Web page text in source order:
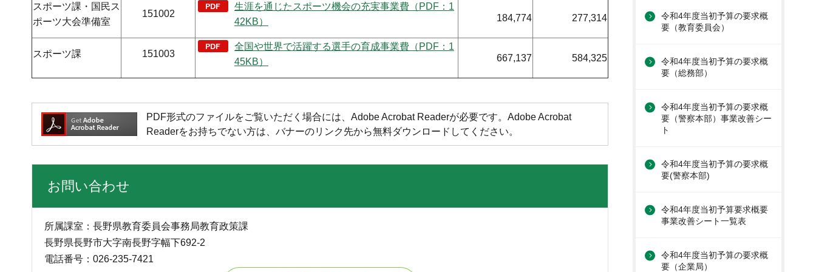
スポーツ課・国民ス
ポーツ大会準備室
151002
生涯を通じたスポーツ機会の充実事業費（PDF：1
42KB）
184,774 277,314
スポーツ課 151003
全国や世界で活躍する選手の育成事業費（PDF：1
45KB）
667,137 584,325
PDF形式のファイルをご覧いただく場合には、Adobe Acrobat Readerが必要です。Adobe Acrobat
Readerをお持ちでない方は、バナーのリンク先から無料ダウンロードしてください。
お問い合わせ
所属課室：長野県教育委員会事務局教育政策課
長野県長野市大字南長野字幅下692-2
電話番号：026-235-7421
令和4年度当初予算の要求概
要（教育委員会）
令和4年度当初予算の要求概
要（総務部）
令和4年度当初予算の要求概
要（警察本部）事業改善シー
ト
令和4年度当初予算の要求概
要(警察本部)
令和4年度当初予算要求概要
事業改善シート一覧表
令和4年度当初予算の要求概
要（企業局）